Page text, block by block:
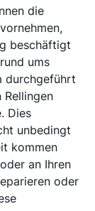
die
beschäftigt
ums
durchgeführt
Dies
unbedingt
kommen
an Ihren
oder